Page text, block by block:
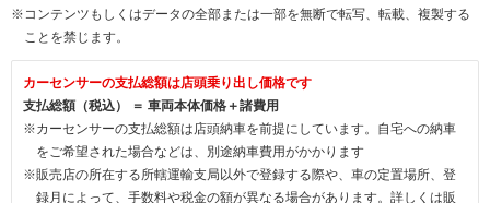
※コンテンツもしくはデータの全部または一部を無断で転写、転載、複製する
ことを禁じます。
カーセンサーの支払総額は店頭乗り出し価格です
支払総額（税込） ＝ 車両本体価格＋諸費用
※カーセンサーの支払総額は店頭納車を前提にしています。自宅への納車
をご希望された場合などは、別途納車費用がかかります
※販売店の所在する所轄運輸支局以外で登録する際や、車の定置場所、登
録月によって、手数料や税金の額が異なる場合があります。詳しくは販